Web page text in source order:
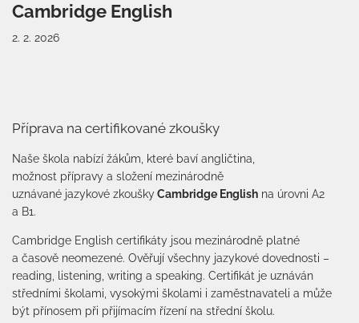
Cambridge English
2. 2. 2026
Příprava na certifikované zkoušky
Naše škola nabízí žákům, které baví angličtina,
možnost přípravy a složení mezinárodně
uznávané jazykové zkouškyCambridge English na úrovni A2
a B1.
Cambridge English certifikáty jsou mezinárodně platné
a časově neomezené. Ověřují všechny jazykové dovednosti –
reading, listening, writing a speaking. Certifikát je uznáván
středními školami, vysokými školami i zaměstnavateli a může
být přínosem při přijímacím řízení na střední školu.